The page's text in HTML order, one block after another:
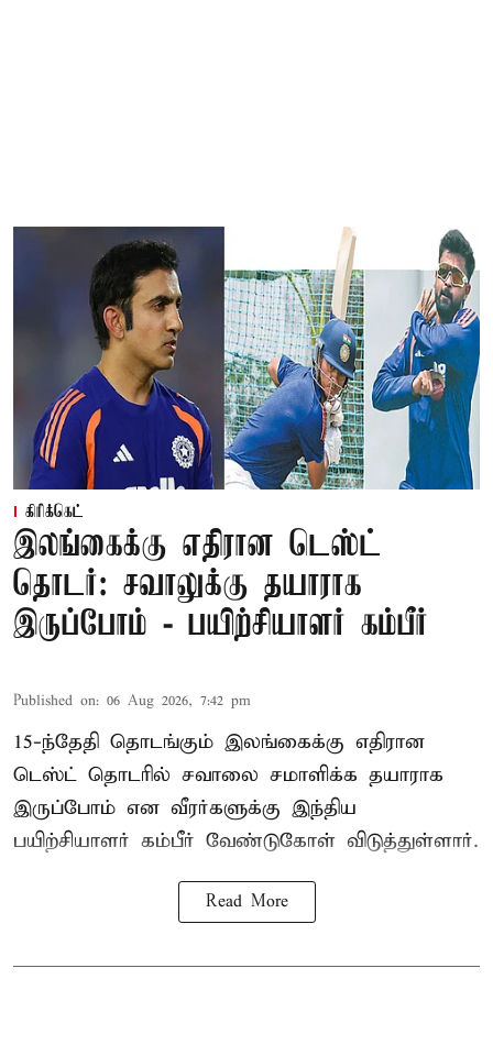
கிரிக்கெட்
இலங்கைக்கு எதிரான டெஸ்ட்
தொடர்: சவாலுக்கு தயாராக
இருப்போம் - பயிற்சியாளர் கம்பீர்
Published on: 06 Aug 2026, 7:42 pm
15-ந்தேதி தொடங்கும் இலங்கைக்கு எதிரான
டெஸ்ட் தொடரில் சவாலை சமாளிக்க தயாராக
இருப்போம் என வீரர்களுக்கு இந்திய
பயிற்சியாளர் கம்பீர் வேண்டுகோள் விடுத்துள்ளார்.
Read More